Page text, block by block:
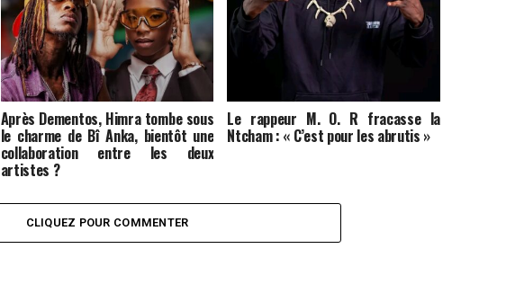
Après Dementos, Himra tombe sous
le charme de Bî Anka, bientôt une
collaboration entre les deux
artistes ?
Le rappeur M. O. R fracasse la
Ntcham : « C’est pour les abrutis »
CLIQUEZ POUR COMMENTER